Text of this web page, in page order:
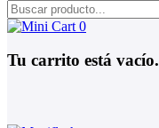
0
Tu carrito está vacío.